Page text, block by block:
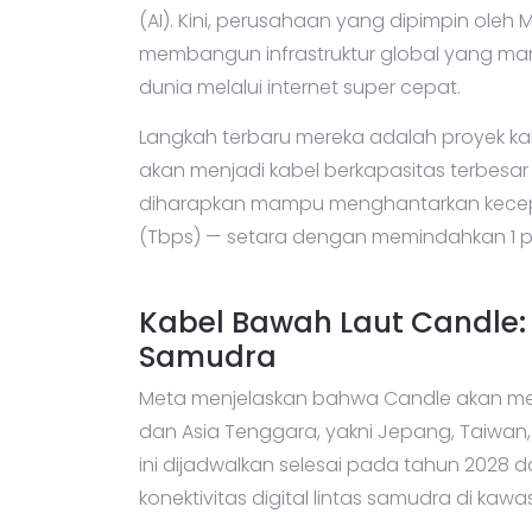
(AI). Kini, perusahaan yang dipimpin oleh
membangun infrastruktur global yang
dunia melalui internet super cepat.
Langkah terbaru mereka adalah proyek
akan menjadi kabel berkapasitas terbesar
diharapkan mampu menghantarkan
(Tbps) — setara dengan memindahkan 1
Kabel Bawah Laut
Samudra
Meta menjelaskan bahwa Candle akan
dan Asia Tenggara, yakni Jepang,
ini dijadwalkan selesai pada tahun 2028
konektivitas digital lintas samudra di